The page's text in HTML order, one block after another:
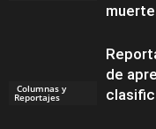
Columnas y
Reportajes
de